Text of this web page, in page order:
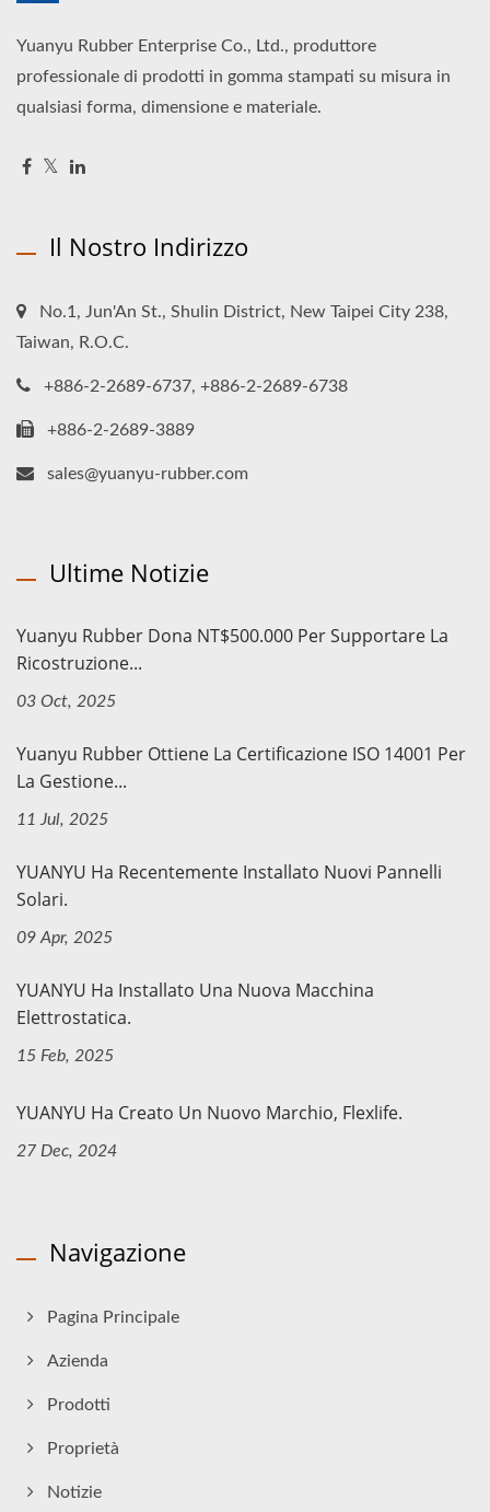
Yuanyu Rubber Enterprise Co., Ltd., produttore
professionale di prodotti in gomma stampati su misura in
qualsiasi forma, dimensione e materiale.
Il Nostro Indirizzo
No.1, Jun'An St., Shulin District, New Taipei City 238,
Taiwan, R.O.C.
+886-2-2689-6737, +886-2-2689-6738
+886-2-2689-3889
sales@yuanyu-rubber.com
Ultime Notizie
Yuanyu Rubber Dona NT$500.000 Per Supportare La
Ricostruzione...
03 Oct, 2025
Yuanyu Rubber Ottiene La Certificazione ISO 14001 Per
La Gestione...
11 Jul, 2025
YUANYU Ha Recentemente Installato Nuovi Pannelli
Solari.
09 Apr, 2025
YUANYU Ha Installato Una Nuova Macchina
Elettrostatica.
15 Feb, 2025
YUANYU Ha Creato Un Nuovo Marchio, Flexlife.
27 Dec, 2024
Navigazione
Pagina Principale
Azienda
Prodotti
Proprietà
Notizie